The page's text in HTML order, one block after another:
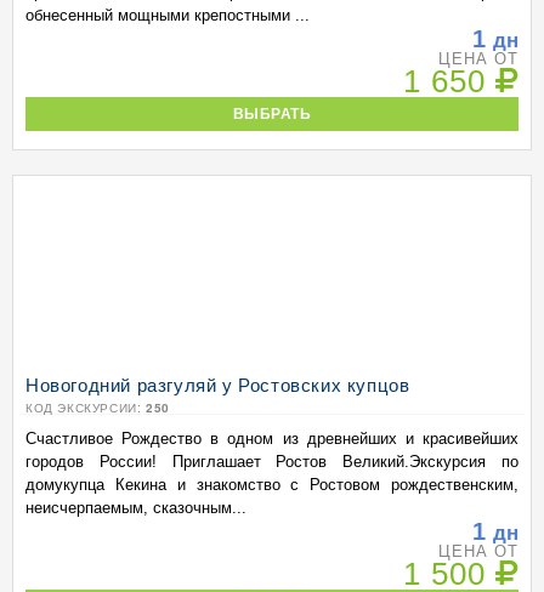
обнесенный мощными крепостными ...
1 дн
ЦЕНА ОТ
1 650
ВЫБРАТЬ
Новогодний разгуляй у Ростовских купцов
КОД ЭКСКУРСИИ: 250
Счастливое Рождество в одном из древнейших и красивейших
городов России! Приглашает Ростов Великий.Экскурсия по
домукупца Кекина и знакомство с Ростовом рождественским,
неисчерпаемым, сказочным...
1 дн
ЦЕНА ОТ
1 500